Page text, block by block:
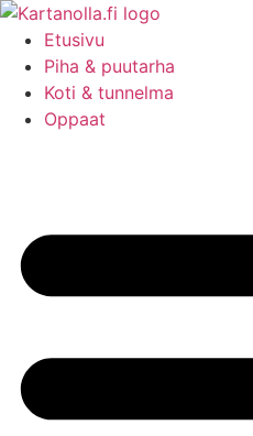
Mene
sisältöönEtusivu
Piha & puutarha
Koti & tunnelma
Oppaat